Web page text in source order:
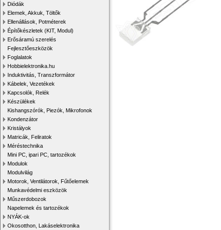
Diódák
Elemek, Akkuk, Töltők
Ellenállások, Potméterek
Építőkészletek (KIT, Modul)
Erősáramú szerelés
Fejlesztőeszközök
Foglalatok
Hobbielektronika.hu
Induktivitás, Transzformátor
Kábelek, Vezetékek
Kapcsolók, Relék
Készülékek
Kishangszórók, Piezók, Mikrofonok
Kondenzátor
Kristályok
Matricák, Feliratok
Méréstechnika
Mini PC, ipari PC, tartozékok
Modulok
Modulvilág
Motorok, Ventilátorok, Fűtőelemek
Munkavédelmi eszközök
Műszerdobozok
Napelemek és tartozékok
NYÁK-ok
Okosotthon, Lakáselektronika